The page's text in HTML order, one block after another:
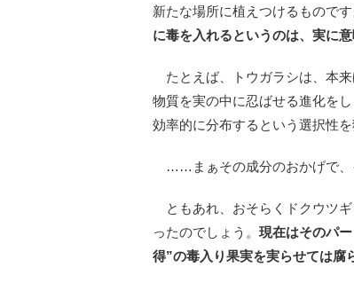
新たな場所に植えつけるもので
に毒を入れるというのは、実に
たとえば、トウガラシは、本
物質を実の中に忍ばせる進化を
効率的に分布するという選択性を
……まぁその成分のおかげで、
ともあれ、おそらくドクウツ
ったのでしょう。 現在はそのパ
得”の毒入り果実を実らせては腐